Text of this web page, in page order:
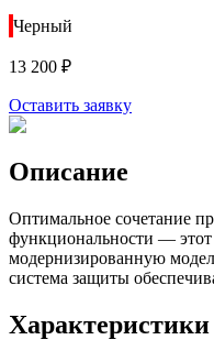
Черный
13 200 ₽
Оставить заявку
Описание
Оптимальное сочетание
функциональности —
модернизированную
система защиты
Характеристики